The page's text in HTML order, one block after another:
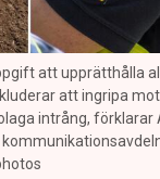
att upprätthålla
att ingripa
intrång, förklarar